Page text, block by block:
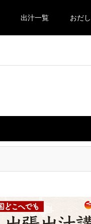
出汁一覧 おだ